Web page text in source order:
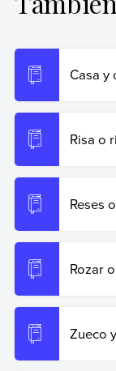
Ribas,
2026 de
Casa y
Risa o
Reses
Rozar
Zueco